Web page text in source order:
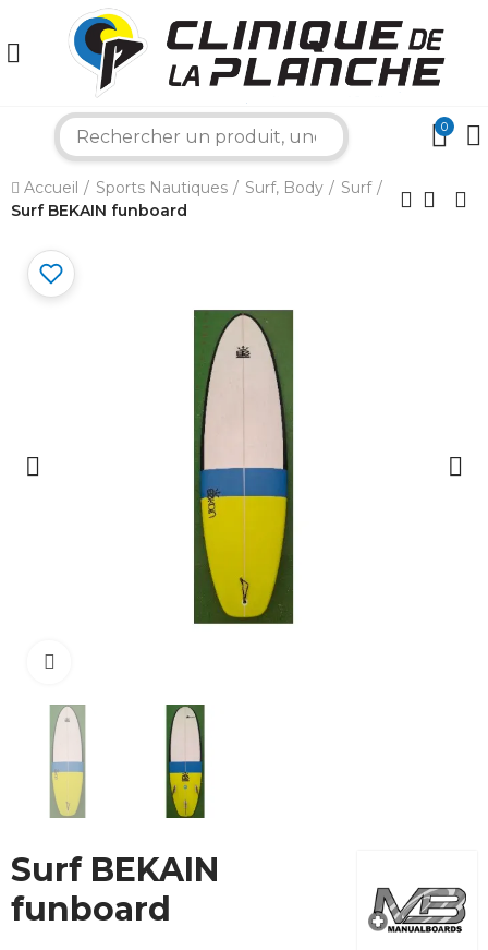
0
Accueil Sports Nautiques Surf, Body
Surf
Surf BEKAIN funboard
Surf BEKAIN
funboard
×
Bonjour ! Je suis votre expert nautique.